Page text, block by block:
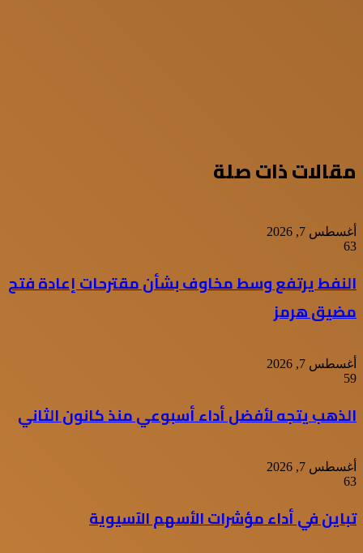
مقالات ذات صلة
أغسطس 7, 2026
63
النفط يرتفع وسط مخاوف بشأن مقترحات إعادة فتح
مضيق هرمز
أغسطس 7, 2026
59
الذهب يتجه لأفضل أداء أسبوعي منذ كانون الثاني
أغسطس 7, 2026
63
تباين في أداء مؤشرات الأسهم الآسيوية